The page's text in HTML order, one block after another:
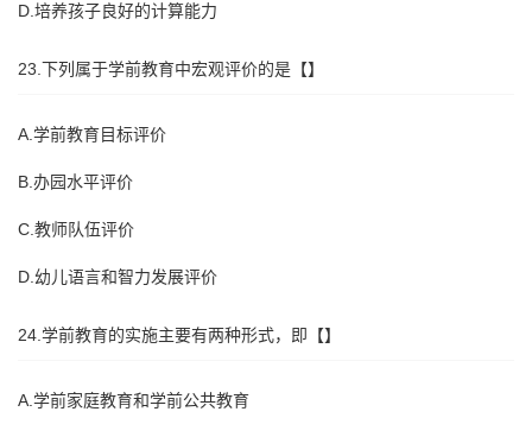
D.培养孩子良好的计算能力
23.下列属于学前教育中宏观评价的是【】
A.学前教育目标评价
B.办园水平评价
C.教师队伍评价
D.幼儿语言和智力发展评价
24.学前教育的实施主要有两种形式，即【】
A.学前家庭教育和学前公共教育